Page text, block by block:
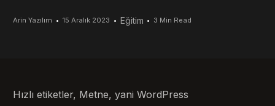
Arin Yazılım 15 Aralık 2023 Eğitim 3 Min Read
Hızlı etiketler, Metne, yani WordPress